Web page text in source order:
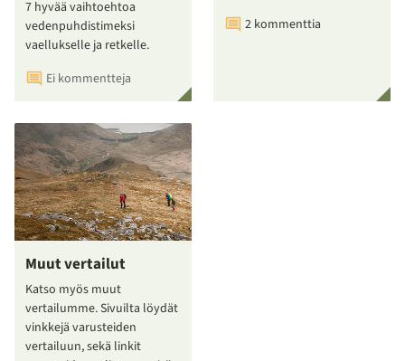
7 hyvää vaihtoehtoa
vedenpuhdistimeksi
vaellukselle ja retkelle.
Ei kommentteja
2 kommenttia
Muut vertailut
Katso myös muut
vertailumme. Sivuilta löydät
vinkkejä varusteiden
vertailuun, sekä linkit